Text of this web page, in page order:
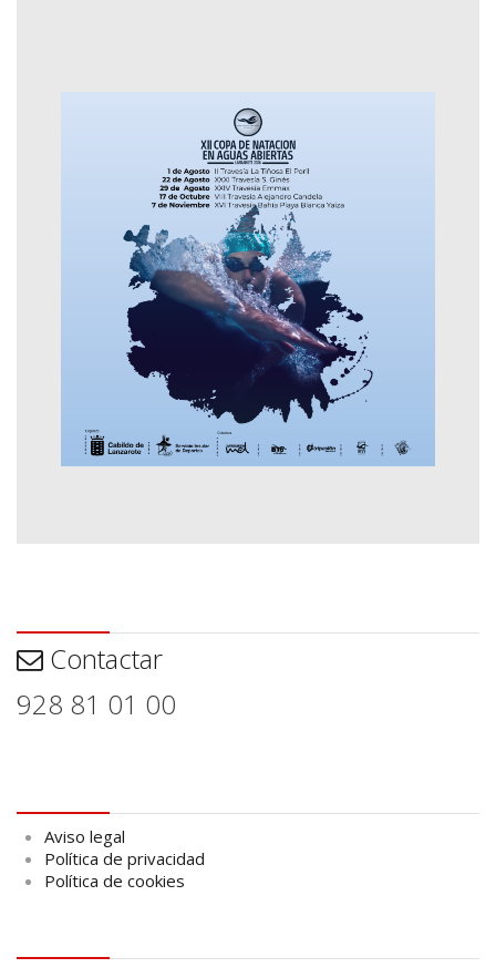
Contactar
928 81 01 00
Aviso legal
Política de privacidad
Política de cookies